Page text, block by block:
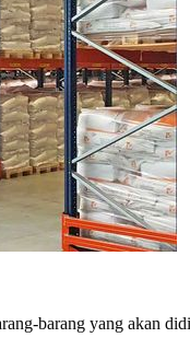
barang yang akan